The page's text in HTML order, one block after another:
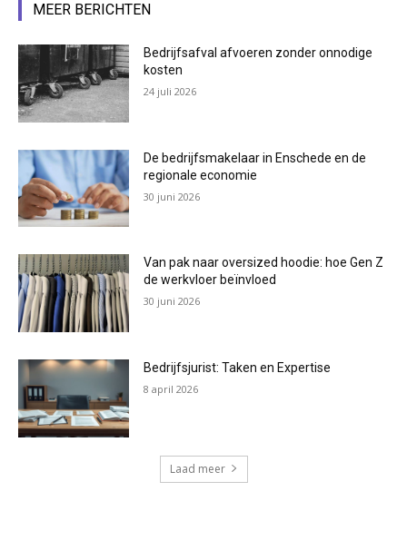
MEER BERICHTEN
Bedrijfsafval afvoeren zonder onnodige
kosten
24 juli 2026
De bedrijfsmakelaar in Enschede en de
regionale economie
30 juni 2026
Van pak naar oversized hoodie: hoe Gen Z
de werkvloer beïnvloed
30 juni 2026
Bedrijfsjurist: Taken en Expertise
8 april 2026
Laad meer